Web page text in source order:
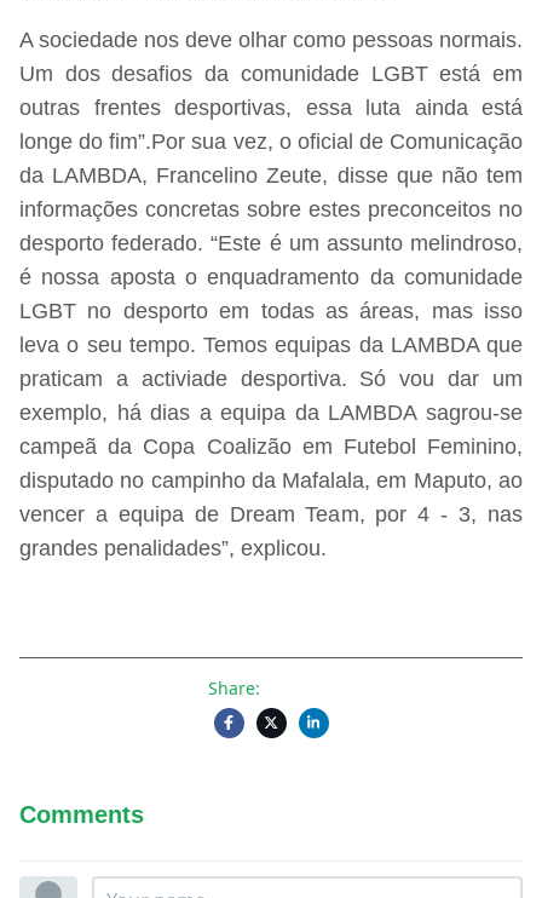
A sociedade nos deve olhar como pessoas normais.
Um dos desafios da comunidade LGBT está em
outras frentes desportivas, essa luta ainda está
longe do fim”.Por sua vez, o oficial de Comunicação
da LAMBDA, Francelino Zeute, disse que não tem
informações concretas sobre estes preconceitos no
desporto federado. “Este é um assunto melindroso,
é nossa aposta o enquadramento da comunidade
LGBT no desporto em todas as áreas, mas isso
leva o seu tempo. Temos equipas da LAMBDA que
praticam a activiade desportiva. Só vou dar um
exemplo, há dias a equipa da LAMBDA sagrou-se
campeã da Copa Coalizão em Futebol Feminino,
disputado no campinho da Mafalala, em Maputo, ao
vencer a equipa de Dream Team, por 4 - 3, nas
grandes penalidades”, explicou.
Share:
Comments